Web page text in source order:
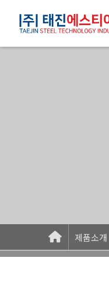
강관주 &제품소개